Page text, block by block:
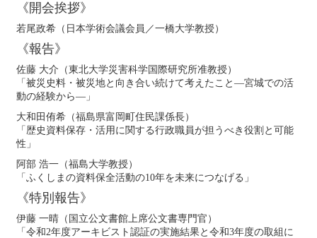
《開会挨拶》
若尾政希（日本学術会議会員／一橋大学教授）
《報告》
佐藤 大介（東北大学災害科学国際研究所准教授）
「被災史料・被災地と向き合い続けて考えたこと―宮城での活
動の経験から―」
大和田侑希（福島県富岡町住民課係長）
「歴史資料保存・活用に関する行政職員が担うべき役割と可能
性」
阿部 浩一（福島大学教授）
「ふくしまの資料保全活動の10年を未来につなげる」
《特別報告》
伊藤 一晴（国立公文書館上席公文書専門官）
「令和2年度アーキビスト認証の実施結果と令和3年度の取組に